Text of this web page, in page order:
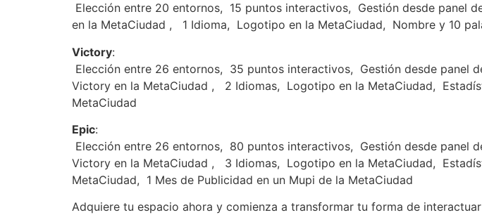
Elección entre 20 entornos, 15 puntos interactivos, Gestión desde panel
en la MetaCiudad ,
1 Idioma, Logotipo en la MetaCiudad, Nombre y 10
Victory:
Elección entre 26 entornos, 35 puntos interactivos, Gestión desde panel
Victory en la MetaCiudad ,
2 Idiomas, Logotipo en la MetaCiudad,
MetaCiudad
Epic:
Elección entre 26 entornos, 80 puntos interactivos, Gestión desde panel
Victory en la MetaCiudad ,
3 Idiomas, Logotipo en la MetaCiudad,
MetaCiudad, 1 Mes de Publicidad en un Mupi de la MetaCiudad
Adquiere tu espacio ahora y comienza a transformar tu forma de